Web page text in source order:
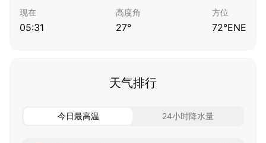
现在
05:31
高度角
27°
方位
72°ENE
天气排行
今日最高温 24小时降水量